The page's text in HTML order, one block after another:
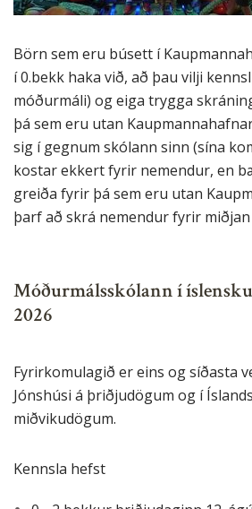
Börn sem eru búsett í
í 0.bekk haka við, að þau vilji
móðurmáli) og eiga trygga
þá sem eru utan
sig í gegnum skólann sinn (sína
kostar ekkert fyrir nemendur, en
greiða fyrir þá sem eru utan
þarf að skrá nemendur fyrir
Móðurmálsskólann í
2026
Fyrirkomulagið er eins og síðasta
Jónshúsi á þriðjudögum og í
miðvikudögum.
Kennsla hefst